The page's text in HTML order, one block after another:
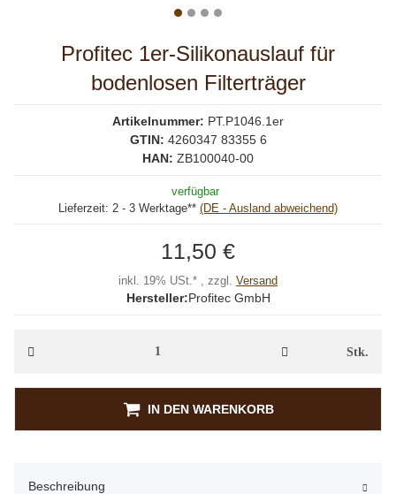
Profitec 1er-Silikonauslauf für
bodenlosen Filterträger
Artikelnummer: PT.P1046.1er
GTIN: 4260347 83355 6
HAN: ZB100040-00
verfügbar
Lieferzeit: 2 - 3 Werktage** (DE - Ausland abweichend)
11,50 €
inkl. 19% USt.* , zzgl. Versand
Hersteller:Profitec GmbH
Stk.
IN DEN WARENKORB
Beschreibung